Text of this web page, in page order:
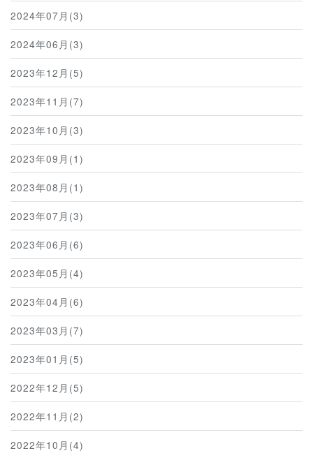
2024年07月(3)
2024年06月(3)
2023年12月(5)
2023年11月(7)
2023年10月(3)
2023年09月(1)
2023年08月(1)
2023年07月(3)
2023年06月(6)
2023年05月(4)
2023年04月(6)
2023年03月(7)
2023年01月(5)
2022年12月(5)
2022年11月(2)
2022年10月(4)